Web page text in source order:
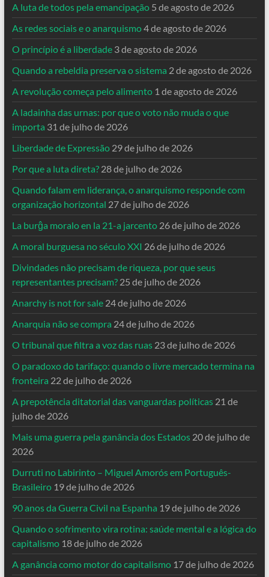
A luta de todos pela emancipação 5 de agosto de 2026
As redes sociais e o anarquismo4 de agosto de 2026
O princípio é a liberdade 3 de agosto de 2026
Quando a rebeldia preserva o sistema 2 de agosto de 2026
A revolução começa pelo alimento 1 de agosto de 2026
A ladainha das urnas: por que o voto não muda o que
importa 31 de julho de 2026
Liberdade de Expressão 29 de julho de 2026
Por que a luta direta? 28 de julho de 2026
Quando falam em liderança, o anarquismo responde com
organização horizontal 27 de julho de 2026
La burĝa moralo en la 21-a jarcento 26 de julho de 2026
A moral burguesa no século XXI 26 de julho de 2026
Divindades não precisam de riqueza, por que seus
representantes precisam? 25 de julho de 2026
Anarchy is not for sale 24 de julho de 2026
Anarquia não se compra 24 de julho de 2026
O tribunal que filtra a voz das ruas 23 de julho de 2026
O paradoxo do tarifaço: quando o livre mercado termina na
fronteira 22 de julho de 2026
A prepotência ditatorial das vanguardas políticas 21 de
julho de 2026
Mais uma guerra pela ganância dos Estados 20 de julho de
2026
Durruti no Labirinto – Miguel Amorós em Português-
Brasileiro 19 de julho de 2026
90 anos da Guerra Civil na Espanha 19 de julho de 2026
Quando o sofrimento vira rotina: saúde mental e a lógica do
capitalismo 18 de julho de 2026
A ganância como motor do capitalismo 17 de julho de 2026